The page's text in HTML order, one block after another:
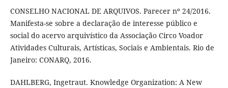
CONSELHO NACIONAL DE ARQUIVOS. Parecer nº 24/2016.
Manifesta-se sobre a declaração de interesse público e
social do acervo arquivístico da Associação Circo Voador
Atividades Culturais, Artísticas, Sociais e Ambientais. Rio de
Janeiro: CONARQ, 2016.
DAHLBERG, Ingetraut. Knowledge Organization: A New